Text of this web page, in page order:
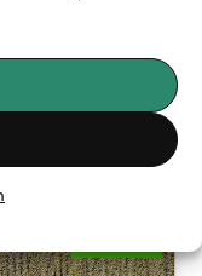
elke soepele
levert de